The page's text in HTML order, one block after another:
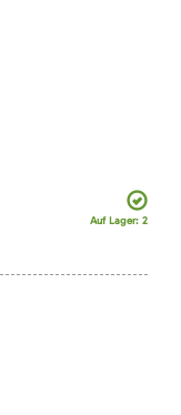
Auf Lager: 2